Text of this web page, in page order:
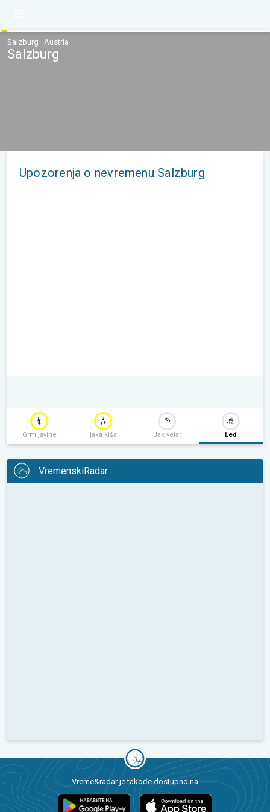
Salzburg · Austria
Salzburg
Upozorenja o nevremenu Salzburg
Grmljavine jaka kiša Jak vetar Led
VremenskiRadar
Vreme&radar je takođe dostupno na